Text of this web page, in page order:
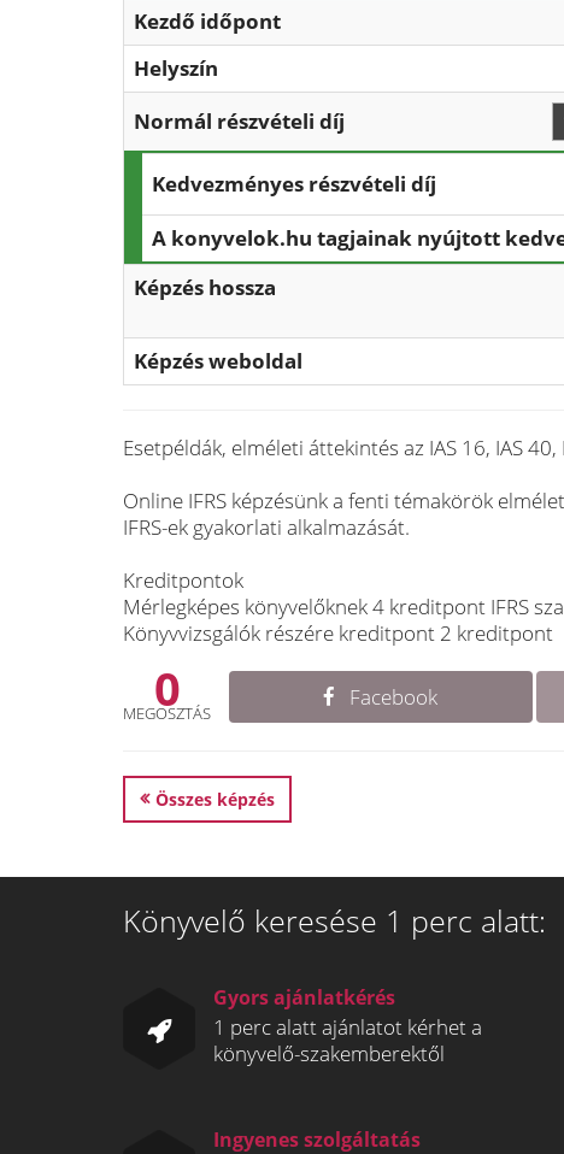
Kezdő időpont
Helyszín
Normál részvételi díj
Kedvezményes részvételi díj
A konyvelok.hu tagjainak nyújtott
Képzés hossza
Képzés weboldal
Esetpéldák, elméleti áttekintés az IAS 16, IAS
Online IFRS képzésünk a fenti témakörök
IFRS-ek gyakorlati alkalmazását.
Kreditpontok
Mérlegképes könyvelőknek 4 kreditpont IFRS
Könyvvizsgálók részére kreditpont 2 kreditpont
0
MEGOSZTÁS
Facebook
Összes képzés
Könyvelő keresése 1 perc alatt:
Gyors ajánlatkérés
1 perc alatt ajánlatot kérhet a
könyvelő-szakemberektől
Ingyenes szolgáltatás